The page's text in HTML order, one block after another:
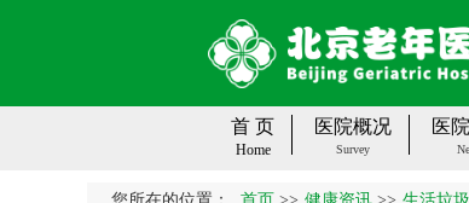
首 页
Home
医院概况
Survey
医